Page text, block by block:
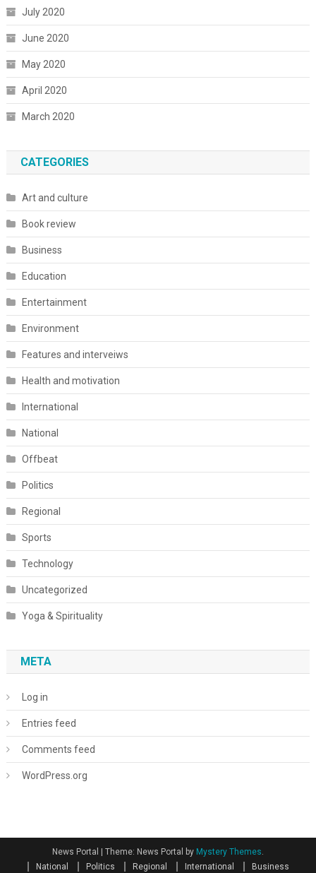
July 2020
June 2020
May 2020
April 2020
March 2020
CATEGORIES
Art and culture
Book review
Business
Education
Entertainment
Environment
Features and interveiws
Health and motivation
International
National
Offbeat
Politics
Regional
Sports
Technology
Uncategorized
Yoga & Spirituality
META
Log in
Entries feed
Comments feed
WordPress.org
News Portal Theme: News Portal by Mystery Themes.
National
Politics Regional International Business